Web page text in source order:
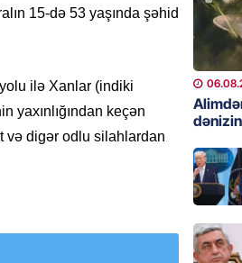
15-də 53 yaşında şəhid
ilə Xanlar (indiki
yaxınlığından keçən
və digər odlu silahlardan
GÜNDƏM
David
bağlı
DÜNYA
əl-